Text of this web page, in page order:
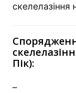
скелелазіння
Пік):
–